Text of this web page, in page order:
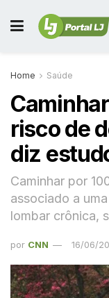
Home Saúde
risco de
diz
Caminhar por
associado a
lombar crônica,
por CNN 16/06/